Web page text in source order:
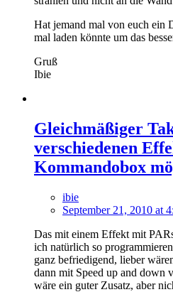
Hat jemand mal von euch ein
mal laden könnte um das
Gruß
Ibie
Gleichmäßiger
verschiedenen
Kommandobox
ibie
September 21, 2010 at
Das mit einem Effekt mit
ich natürlich so
ganz befriedigend, lieber
dann mit Speed up and down
wäre ein guter Zusatz, aber